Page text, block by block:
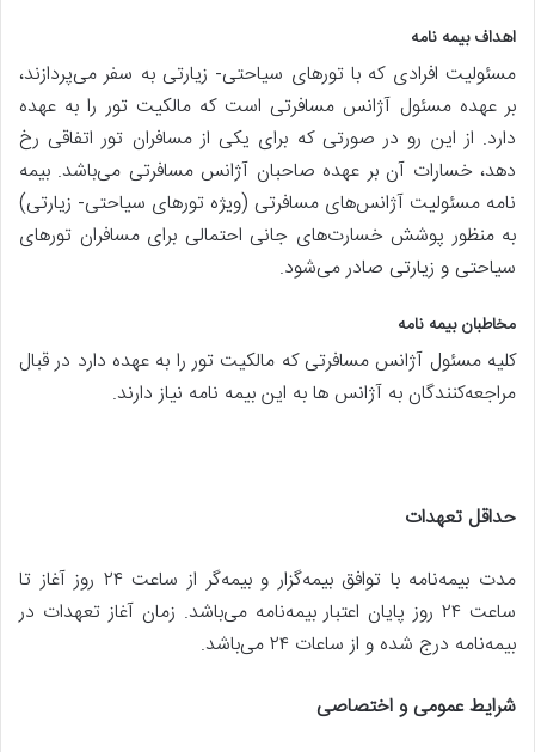
اهداف بیمه نامه
مسئولیت افرادی که با تورهای سیاحتی- زیارتی به سفر می‌پردازند،
بر عهده مسئول آژانس مسافرتی است که مالکیت تور را به عهده
دارد. از این رو در صورتی که برای یکی از مسافران تور اتفاقی رخ‌
دهد، خسارات آن بر عهده صاحبان آژانس مسافرتی می‌باشد. بیمه
نامه مسئولیت آژانس‌های مسافرتی‌ (ویژه تورهای سیاحتی- زیارتی)
به منظور پوشش خسارت‌های جانی احتمالی برای مسافران تورهای
سیاحتی و زیارتی صادر می‌شود.
مخاطبان بیمه نامه
کلیه مسئول آژانس مسافرتی که مالکیت تور را به عهده دارد در قبال
مراجعه‌کنندگان به آژانس ها به این بیمه نامه نیاز دارند.
حداقل تعهدات
مدت بیمه‌نامه با توافق بیمه‌گزار و بیمه‌گر از ساعت ۲۴ روز آغاز تا
ساعت ۲۴ روز پایان اعتبار بیمه‌نامه می‌باشد. زمان آغاز تعهدات در
بیمه‌نامه درج شده و از ساعات ۲۴ می‌باشد.
شرایط عمومی و اختصاصی